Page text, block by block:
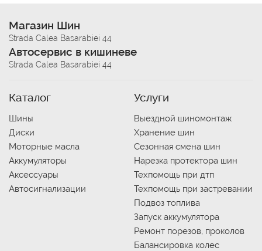
Магазин Шин
Strada Calea Basarabiei 44
Автосервис в кишиневе
Strada Calea Basarabiei 44
Каталог
Шины
Диски
Моторные масла
Аккумуляторы
Аксессуары
Автосигнализации
Услуги
Выездной шиномонтаж
Хранение шин
Сезонная смена шин
Нарезка протектора шин
Техпомощь при дтп
Техпомощь при застревании
Подвоз топлива
Запуск аккумулятора
Ремонт порезов, проколов
Балансировка колес